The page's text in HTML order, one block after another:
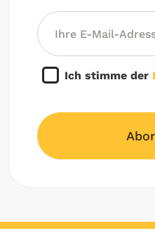
Ich stimme der